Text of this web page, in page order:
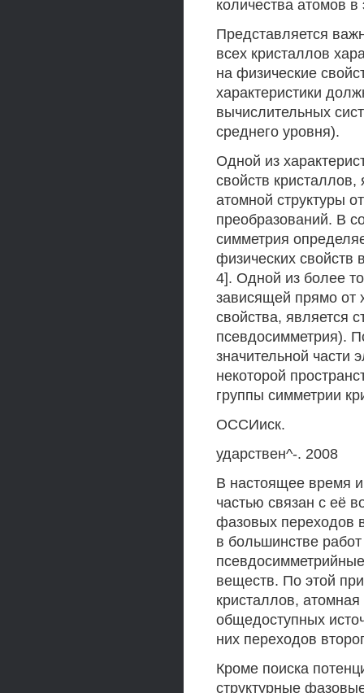
количества атомов
Представляется
всех кристаллов
на физические
характеристики
вычислительных
среднего уровня).
Одной из
свойств кристаллов,
атомной структуры
преобразований. В
симметрия
физических свойств
4]. Одной из более
зависящей прямо от
свойства, является
псевдосимметрия).
значительной части
некоторой
группы симметрии
ОССИиск.
ударствен^-. 2008
В настоящее время
частью связан с её
фазовых переходов
в большинстве
веществ. По этой
кристаллов, атомная
общедоступных
них переходов
Кроме поиска
структурные